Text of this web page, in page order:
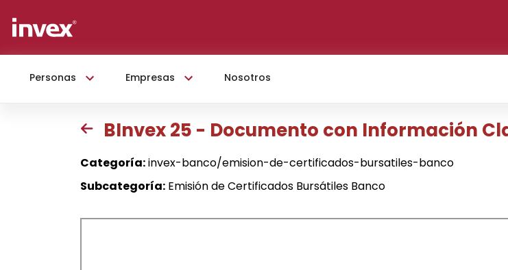
Personas Empresas Nosotros
BInvex 25 - Documento con Información
Categoría:invex-banco/emision-de-certificados-bursatiles-banco
Subcategoría: Emisión de Certificados Bursátiles Banco